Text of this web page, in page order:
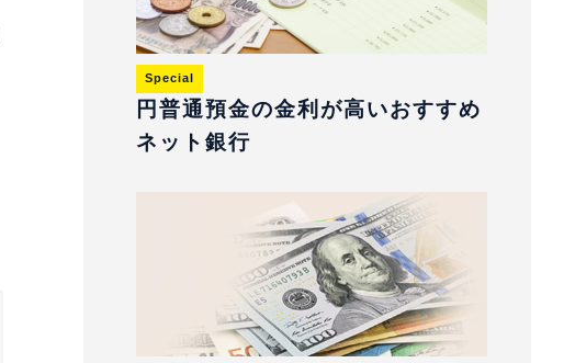
Special
円普通預金の金利が高いおすすめ
ネット銀行